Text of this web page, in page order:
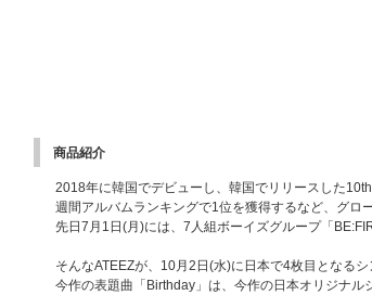
商品紹介
2018年に韓国でデビューし、韓国でリリースした
週間アルバムランキングで1位を獲得するなど、グロ
先日7月1日(月)には、7人組ボーイズグループ「
そんなATEEZが、10月2日(水)に日本で4枚目となる
今作の表題曲「Birthday」は、今作の日本オリジナル